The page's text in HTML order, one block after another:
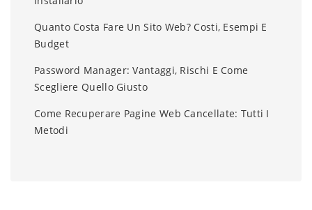
Quanto Costa Fare Un Sito Web? Costi, Esempi E
Budget
Password Manager: Vantaggi, Rischi E Come
Scegliere Quello Giusto
Come Recuperare Pagine Web Cancellate: Tutti I
Metodi